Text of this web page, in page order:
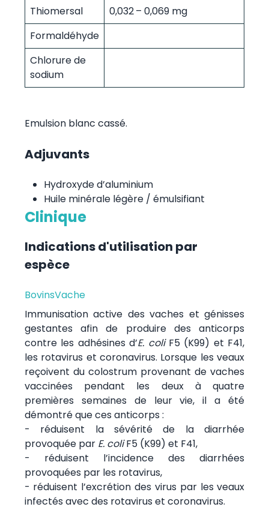
Thiomersal
0,032– 0,069 mg
Formaldéhyde
Chlorure de
sodium
Emulsion blanc cassé.
Adjuvants
Hydroxyde d’aluminium
Huile minérale légère / émulsifiant
Clinique
Indications d'utilisation par
espèce
BovinsVache
Immunisation active des vaches et génisses
gestantes afin de produire des anticorps
contre les adhésines d’E. coliF5 (K99) et F41,
les rotavirus et coronavirus. Lorsque les veaux
reçoivent du colostrum provenant de vaches
vaccinées pendant les deux à quatre
premières semaines de leur vie, il a été
démontré que ces anticorps :
- réduisent la sévérité de la diarrhée
provoquée par E. coliF5 (K99) et F41,
- réduisent l’incidence des diarrhées
provoquées par les rotavirus,
- réduisent l’excrétion des virus par les veaux
infectés avec des rotavirus et coronavirus.